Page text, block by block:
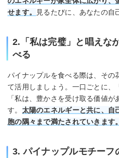
せます。
見るたびに、あなたの自
2.「私は完璧」と唱えな
べる
パイナップルを食べる際は、その
て活用しましょう。一口ごとに、
「私は、豊かさを受け取る価値
す。 太陽のエネルギーと共に、自
胞の隅々まで満たされていきます。
3. パイナップルモチーフ